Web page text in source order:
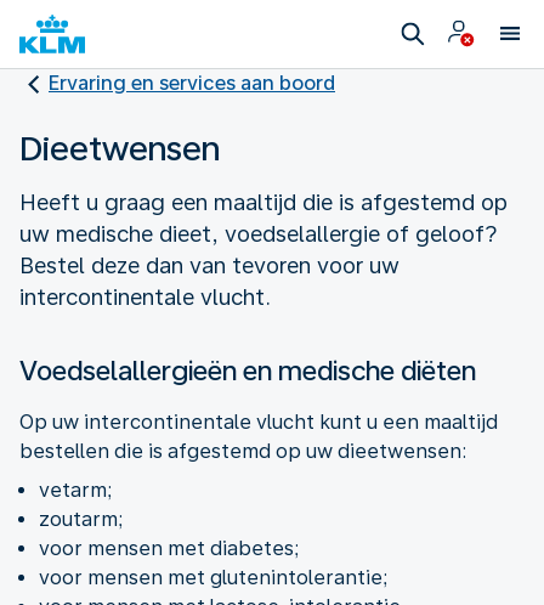
Ervaring en services aan boord
Dieetwensen
Heeft u graag een maaltijd die is afgestemd op
uw medische dieet, voedselallergie of geloof?
Bestel deze dan van tevoren voor uw
intercontinentale vlucht.
Voedselallergieën en medische diëten
Op uw intercontinentale vlucht kunt u een maaltijd
bestellen die is afgestemd op uw dieetwensen:
vetarm;
zoutarm;
voor mensen met diabetes;
voor mensen met glutenintolerantie;